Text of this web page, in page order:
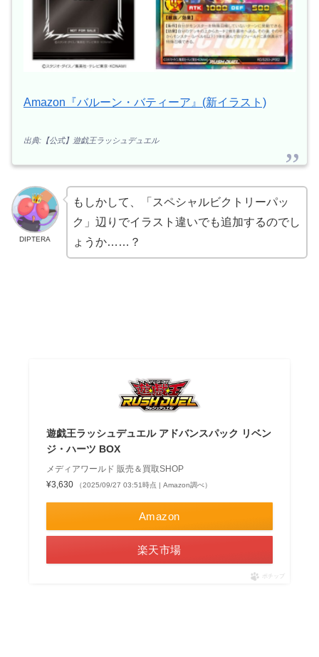
Amazon『バルーン・バティーア』(新イラスト)
出典:【公式】遊戯王ラッシュデュエル
DIPTERA
もしかして、「スペシャルビクトリーパッ
ク」辺りでイラスト違いでも追加するのでし
ょうか……？
遊戯王ラッシュデュエル アドバンスパック リベン
ジ・ハーツ BOX
メディアワールド 販売＆買取SHOP
¥3,630
（2025/09/27 03:51時点 | Amazon調べ）
Amazon
楽天市場
ポチップ